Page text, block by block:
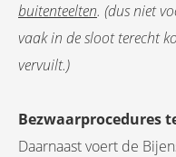
buitenteelten. (dus niet
vaak in de sloot terecht
vervuilt.)
Bezwaarprocedures
Daarnaast voert de